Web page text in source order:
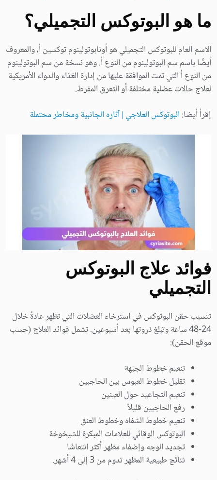
ما هو البوتوكس التجميلي؟
الاسم العام للبوتوكس التجميلي هو أونابوتولينوم توكسين أ، والمعروف
أيضًا باسم سم البوتولينوم من النوع أ. وهو نسخة من سم البوتولينوم
من النوع أ التي تمت الموافقة عليها من إدارة الغذاء والدواء الأمريكية
لعلاج حالات عضلية مختلفة أو التعرق المفرط.
إقرأ أيضا: البوتوكس العلاجي | آثاره الجانبية ومخاطر محتملة
فوائد علاج البوتوكس
التجميلي
تتسبب حقن البوتوكس في استرخاء العضلات التي تظهر عادةً خلال
24-48 ساعة وتبلغ ذروتها بعد أسبوعين. تشمل فوائد العلاج (حسب
موقع الحقن):
تنعيم خطوط الجبهة
تقليل خطوط العبوس بين الحاجبين
تنعيم التجاعيد حول العينين
رفع الحاجبين قليلاً
تنعيم خطوط الشفاه وخطوط العنق
البوتوكس الوقائي للعلامات المبكرة للشيخوخة
تجديد الوجه وإضفاء مظهر أكثر انتعاشًا
نتائج طبيعية المظهر تدوم من 3 إلى 4 أشهر.